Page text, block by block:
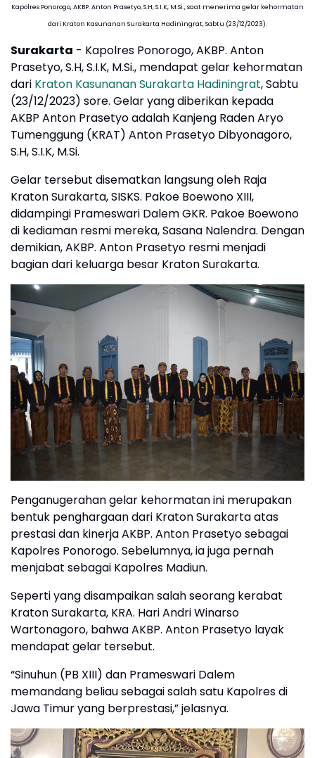
Kapolres Ponorogo, AKBP. Anton Prasetyo, S.H, S.I.K, M.Si., saat menerima gelar kehormatan
dari Kraton Kasunanan Surakarta Hadiningrat, Sabtu (23/12/2023).
Surakarta - Kapolres Ponorogo, AKBP. Anton
Prasetyo, S.H, S.I.K, M.Si., mendapat gelar kehormatan
dari Kraton Kasunanan Surakarta Hadiningrat, Sabtu
(23/12/2023) sore. Gelar yang diberikan kepada
AKBP Anton Prasetyo adalah Kanjeng Raden Aryo
Tumenggung (KRAT) Anton Prasetyo Dibyonagoro,
S.H, S.I.K, M.Si.
Gelar tersebut disematkan langsung oleh Raja
Kraton Surakarta, SISKS. Pakoe Boewono XIII,
didampingi Prameswari Dalem GKR. Pakoe Boewono
di kediaman resmi mereka, Sasana Nalendra. Dengan
demikian, AKBP. Anton Prasetyo resmi menjadi
bagian dari keluarga besar Kraton Surakarta.
Penganugerahan gelar kehormatan ini merupakan
bentuk penghargaan dari Kraton Surakarta atas
prestasi dan kinerja AKBP. Anton Prasetyo sebagai
Kapolres Ponorogo. Sebelumnya, ia juga pernah
menjabat sebagai Kapolres Madiun.
Seperti yang disampaikan salah seorang kerabat
Kraton Surakarta, KRA. Hari Andri Winarso
Wartonagoro, bahwa AKBP. Anton Prasetyo layak
mendapat gelar tersebut.
“Sinuhun (PB XIII) dan Prameswari Dalem
memandang beliau sebagai salah satu Kapolres di
Jawa Timur yang berprestasi,” jelasnya.